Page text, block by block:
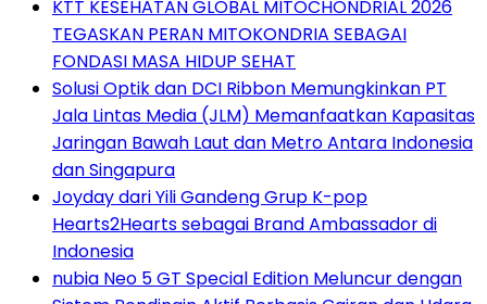
KTT KESEHATAN GLOBAL MITOCHONDRIAL 2026
TEGASKAN PERAN MITOKONDRIA SEBAGAI
FONDASI MASA HIDUP SEHAT
Solusi Optik dan DCI Ribbon Memungkinkan PT
Jala Lintas Media (JLM) Memanfaatkan Kapasitas
Jaringan Bawah Laut dan Metro Antara Indonesia
dan Singapura
Joyday dari Yili Gandeng Grup K-pop
Hearts2Hearts sebagai Brand Ambassador di
Indonesia
nubia Neo 5 GT Special Edition Meluncur dengan